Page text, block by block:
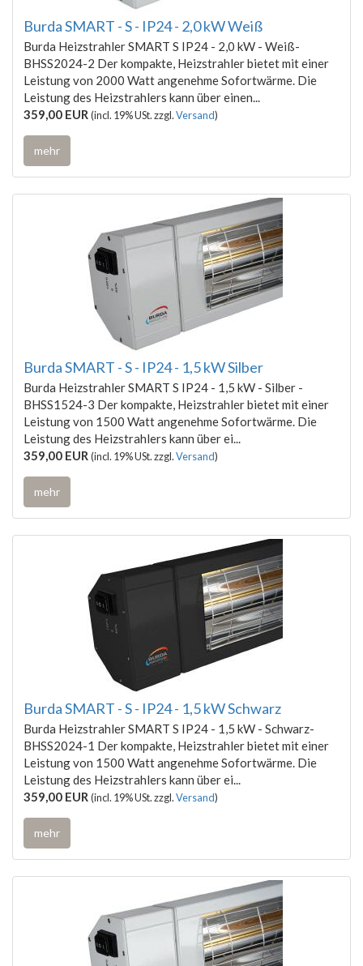
Burda SMART - S - IP24 - 2,0 kW Weiß
Burda Heizstrahler SMART S IP24 - 2,0 kW - Weiß-
BHSS2024-2 Der kompakte, Heizstrahler bietet mit einer
Leistung von 2000 Watt angenehme Sofortwärme. Die
Leistung des Heizstrahlers kann über einen...
359,00 EUR(incl. 19% USt. zzgl.Versand)
mehr
Burda SMART - S - IP24 - 1,5 kW Silber
Burda Heizstrahler SMART S IP24 - 1,5 kW - Silber -
BHSS1524-3 Der kompakte, Heizstrahler bietet mit einer
Leistung von 1500 Watt angenehme Sofortwärme. Die
Leistung des Heizstrahlers kann über ei...
359,00 EUR(incl. 19% USt. zzgl.Versand)
mehr
Burda SMART - S - IP24 - 1,5 kW Schwarz
Burda Heizstrahler SMART S IP24 - 1,5 kW - Schwarz-
BHSS2024-1 Der kompakte, Heizstrahler bietet mit einer
Leistung von 1500 Watt angenehme Sofortwärme. Die
Leistung des Heizstrahlers kann über ei...
359,00 EUR(incl. 19% USt. zzgl.Versand)
mehr